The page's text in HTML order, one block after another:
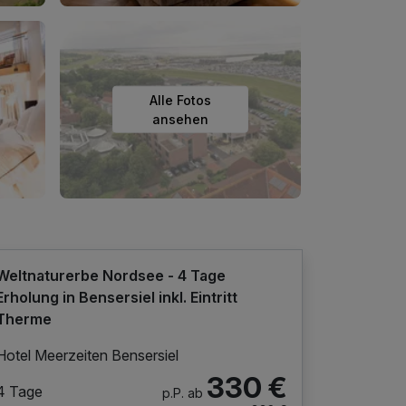
Alle Fotos
ansehen
Nordsee - 4 Tage
in Bensersiel inkl. Eintritt
Meerzeiten Bensersiel
Tage
p.P. ab 330 €